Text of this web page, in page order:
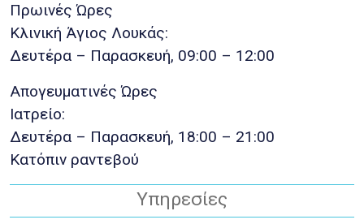
Πρωινές Ώρες
Κλινική Άγιος Λουκάς:
Δευτέρα – Παρασκευή, 09:00 – 12:00
Απογευματινές Ώρες
Ιατρείο:
Δευτέρα – Παρασκευή, 18:00 – 21:00
Κατόπιν ραντεβού
Υπηρεσίες